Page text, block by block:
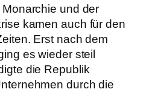
und der
kamen auch für den
Erst nach dem
es wieder steil
die Republik
durch die